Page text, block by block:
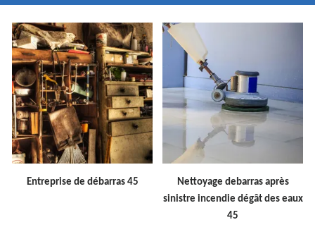
Entreprise de débarras 45
Nettoyage debarras après
sinistre incendie dégât des eaux
45